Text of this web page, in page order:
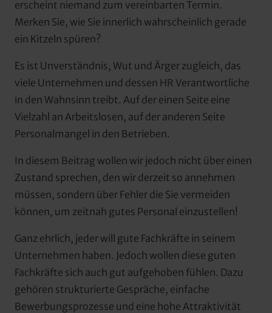
erscheint niemand zum vereinbarten Termin.
Merken Sie, wie Sie innerlich wahrscheinlich gerade
ein Kitzeln spüren?
Es ist Unverständnis, Wut und Ärger zugleich, das
viele Unternehmen und dessen HR Verantwortliche
in den Wahnsinn treibt. Auf der einen Seite eine
Vielzahl an Arbeitslosen, auf der anderen Seite
Personalmangel in den Betrieben.
In diesem Beitrag wollen wir jedoch nicht über einen
Zustand sprechen, den wir derzeit so annehmen
müssen, sondern über Fehler die Sie vermeiden
können, um zeitnah gutes Personal einzustellen!
Ganz ehrlich, jeder will gute Fachkräfte in seinem
Unternehmen haben. Jedoch wollen diese guten
Fachkräfte sich auch gut aufgehoben fühlen. Dazu
gehören strukturierte Gespräche, einfache
Bewerbungsprozesse und eine hohe Attraktivität